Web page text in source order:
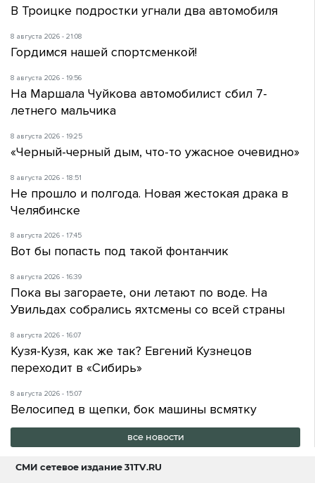
В Троицке подростки угнали два автомобиля
8 августа 2026 - 21:08
Гордимся нашей спортсменкой!
8 августа 2026 - 19:56
На Маршала Чуйкова автомобилист сбил 7-
летнего мальчика
8 августа 2026 - 19:25
«Черный-черный дым, что-то ужасное очевидно»
8 августа 2026 - 18:51
Не прошло и полгода. Новая жестокая драка в
Челябинске
8 августа 2026 - 17:45
Вот бы попасть под такой фонтанчик
8 августа 2026 - 16:39
Пока вы загораете, они летают по воде. На
Увильдах собрались яхтсмены со всей страны
8 августа 2026 - 16:07
Кузя-Кузя, как же так? Евгений Кузнецов
переходит в «Сибирь»
8 августа 2026 - 15:07
Велосипед в щепки, бок машины всмятку
все новости
СМИ сетевое издание31TV.RU